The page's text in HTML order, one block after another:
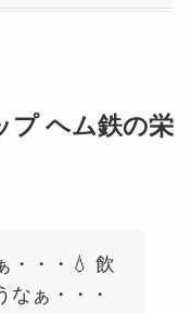
プ ヘム鉄の栄
・・・💧 飲
なぁ・・・